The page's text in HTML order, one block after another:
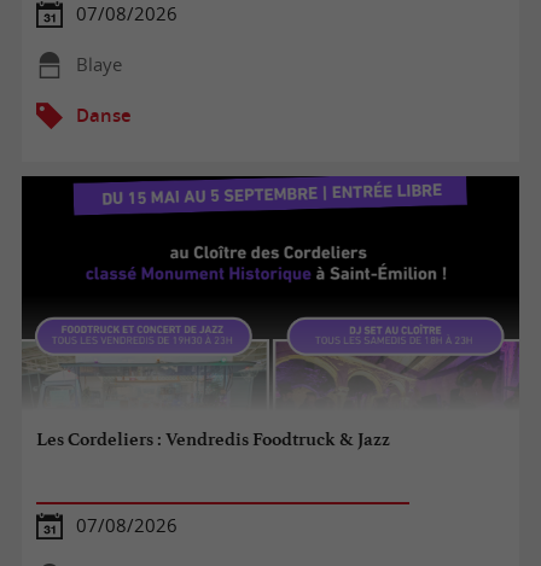
07/08/2026
Blaye
Danse
Les Cordeliers : Vendredis Foodtruck & Jazz
07/08/2026